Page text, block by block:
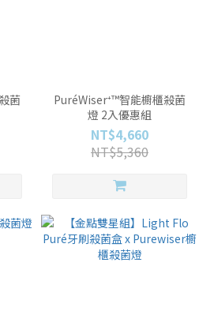
菌
PuréWiser⁺™智能櫥櫃殺菌
燈 2入優惠組
NT$4,660
NT$5,360